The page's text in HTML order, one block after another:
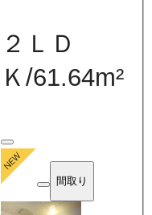
２ＬＤ
Ｋ /61.64m²
間取り